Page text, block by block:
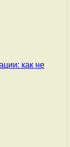
как не